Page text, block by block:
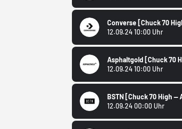
Converse [Chuck 70
12.09.24 10:00 Uhr
Asphaltgold [Chuck 70
12.09.24 10:00 Uhr
BSTN [Chuck 70 High --
12.09.24 00:00 Uhr